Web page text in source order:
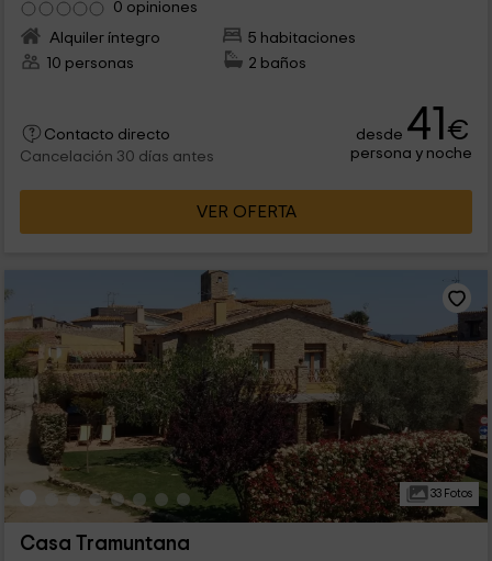
0 opiniones
Alquiler íntegro
5 habitaciones
10 personas
2 baños
Contacto directo
Cancelación 30 días antes
desde 41€
persona y noche
VER OFERTA
33 Fotos
Casa Tramuntana